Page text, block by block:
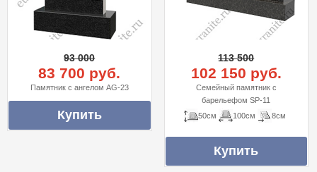
93 000
83 700 руб.
Памятник с ангелом AG-23
113 500
102 150 руб.
Семейный памятник с
барельефом SP-11
50см
100см 8см